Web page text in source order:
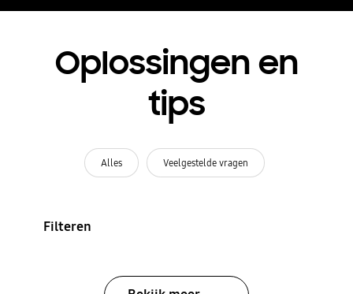
Oplossingen en
tips
Alles Veelgestelde vragen
Filteren